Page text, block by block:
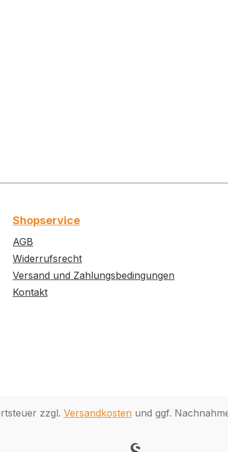
Shopservice
AGB
Widerrufsrecht
Versand und Zahlungsbedingungen
Kontakt
zzgl. Versandkostenund ggf.